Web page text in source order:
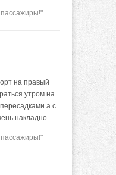
на правый
утром на
а с
накладно.